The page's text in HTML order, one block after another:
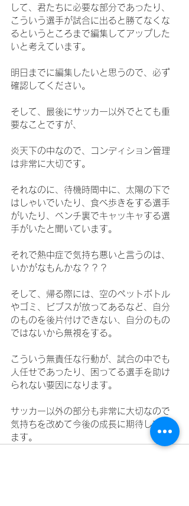
して、君たちに必要な部分であったり、
こういう選手が試合に出ると勝てなくな
るというところまで編集してアップした
いと考えています。
明日までに編集したいと思うので、必ず
確認してください。
そして、最後にサッカー以外でとても重
要なことですが、
炎天下の中なので、コンディション管理
は非常に大切です。
それなのに、待機時間中に、太陽の下で
はしゃいでいたり、食べ歩きをする選手
がいたり、ベンチ裏でキャッキャする選
手がいたと聞いています。
それで熱中症で気持ち悪いと言うのは、
いかがなもんかな？？？
そして、帰る際には、空のペットボトル
やゴミ、ビブスが放ってあるなど、自分
のものを後片付けできない、自分のもの
ではないから無視をする。
こういう無責任な行動が、試合の中でも
人任せであったり、困ってる選手を助け
られない要因になります。
サッカー以外の部分も非常に大切なので
気持ちを改めて今後の成長に期待してい
ます。